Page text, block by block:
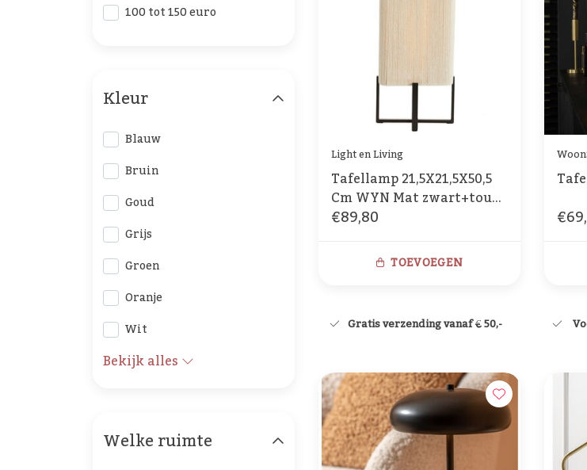
Light en Living
Tafellamp 21,5X21,5X50,5
Cm WYN Mat zwart+touw
creme
€89,80
TOEVOEGEN
Gratis verzending vanaf € 50,-
100 tot 150 euro
Kleur
Blauw
Bruin
Goud
Grijs
Groen
Oranje
Wit
Bekijk alles
Welke ruimte